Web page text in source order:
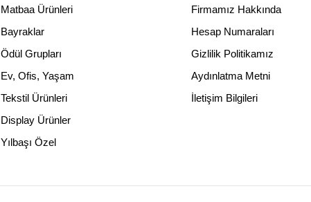
Matbaa Ürünleri
Bayraklar
Ödül Grupları
Ev, Ofis, Yaşam
Tekstil Ürünleri
Display Ürünler
Yılbaşı Özel
Firmamız Hakkında
Hesap Numaraları
Gizlilik Politikamız
Aydınlatma Metni
İletişim Bilgileri